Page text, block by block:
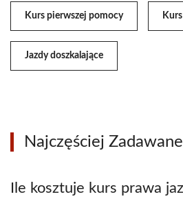
Kurs pierwszej pomocy
Jazdy doszkalające
Najczęściej
Ile kosztuje kurs prawa